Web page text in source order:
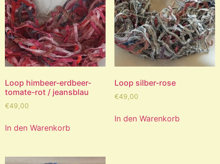
Loop himbeer-erdbeer-
tomate-rot / jeansblau
€49,00
In den Warenkorb
Loop silber-rose
€49,00
In den Warenkorb